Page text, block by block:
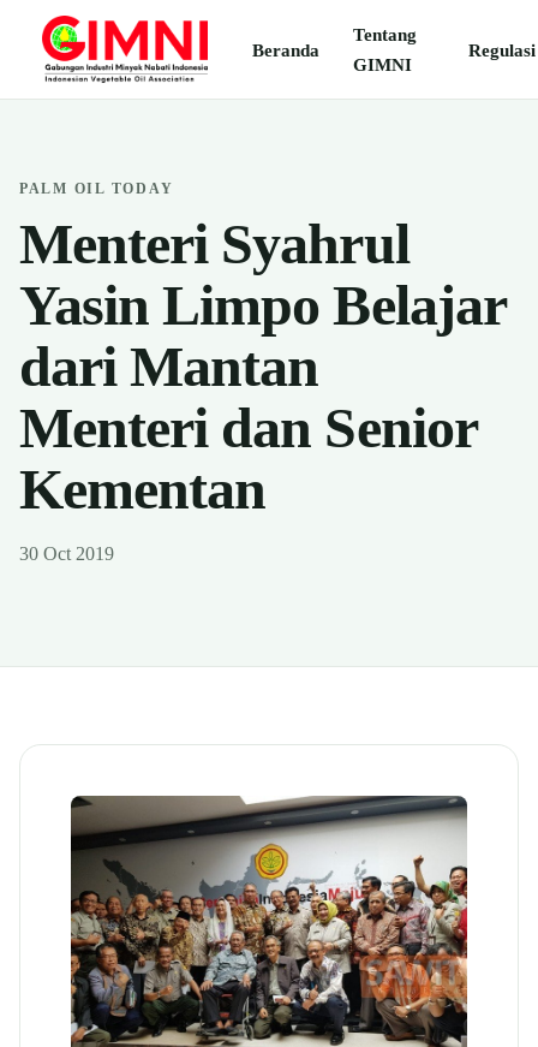
Beranda
Tentang
GIMNI
Regulasi
PALM OIL TODAY
Menteri Syahrul
Yasin Limpo Belajar
dari Mantan
Menteri dan Senior
Kementan
30 Oct 2019